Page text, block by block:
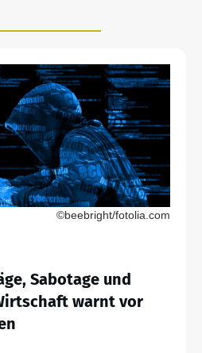
©beebright/fotolia.com
Sabotage und
warnt vor